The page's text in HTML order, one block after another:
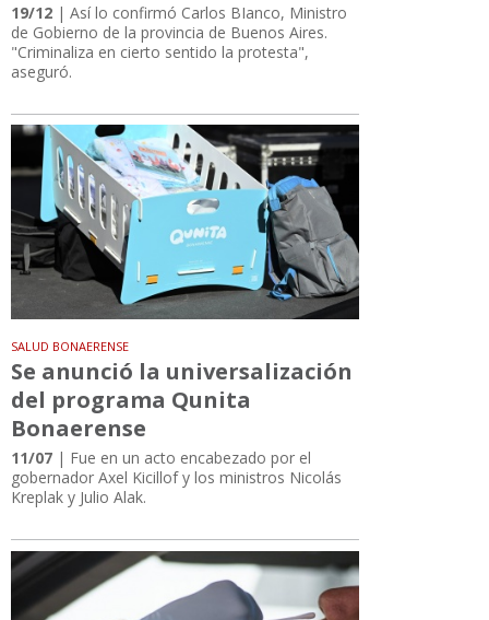
19/12 | Así lo confirmó Carlos BIanco, Ministro
de Gobierno de la provincia de Buenos Aires.
"Criminaliza en cierto sentido la protesta",
aseguró.
SALUD BONAERENSE
Se anunció la universalización
del programa Qunita
Bonaerense
11/07 | Fue en un acto encabezado por el
gobernador Axel Kicillof y los ministros Nicolás
Kreplak y Julio Alak.